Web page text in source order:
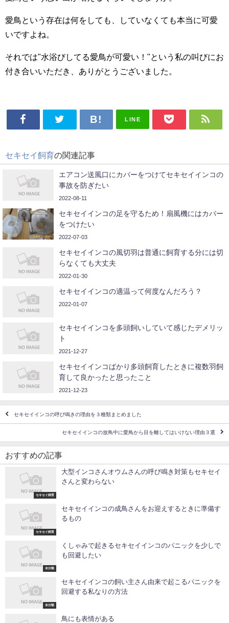
愛鳥という存在は何をしても、していなくても本当に可愛
いですよね。
それでは"水浴びしてる愛鳥が可愛い！"という私の叫びにお
付き合いいただき、ありがとうございました。
LINE
セキセイ飼育の関連記事
エアコン送風口にカバーをつけてセキセイインコの
事故を防ぎたい
2022-08-11
セキセイインコの足を守るため！扇風機にはカバー
をつけたい
2022-07-03
セキセイインコの風切羽は普通に飼育する分には切
らなくても大丈夫
2022-01-30
セキセイインコの適温って何度なんだろう？
2022-01-07
セキセイインコを多頭飼いしていて感じたデメリッ
ト
2021-12-27
セキセイインコばかり多頭飼育したときに複数羽飼
育して良かったと思ったこと
2021-12-23
セキセイインコの呼び鳴きの理由を３種類まとめました
セキセイインコの放鳥中に愛鳥から目を離してはいけない理由３選
おすすめの記事
セキセイ飼育
大型インコさんオウムさんの呼び鳴き対策もセキセイ
さんと変わらない
セキセイ飼育
セキセイインコの成鳥さんをお迎えするときに準備す
るもの
未分類
くしゃみで起きるセキセイインコのパニックを少しで
も回避したい
未分類
セキセイインコの飼い主さん由来で起こるパニックを
回避する私なりの方法
鳥にも表情がある